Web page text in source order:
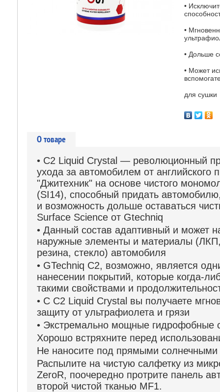
•
•
• Дольше
• Может
для сушки
О товаре
• C2 Liquid Crystal — революционный
ухода за автомобилем от английского
"Джитехник" на основе чистого
(SI14), способный придать
и возможность дольше оставаться
Surface Science от Gtechniq
• Данный состав адаптивный и может
наружные элементы и материалы
резина, стекло) автомобиля
• GTechniq C2, возможно, является
нанесении покрытий, которые когда-
такими свойствами и
• С C2 Liquid Crystal вы получаете
защиту от ультрафиолета и грязи
• Экстремально мощные гидрофобные
Хорошо встряхните перед
Не наносите под прямыми солнечными
Распылите на чистую салфетку из
ZeroR, поочередно протрите панель
второй чистой тканью MF1.